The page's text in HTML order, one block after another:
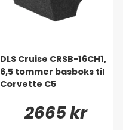
DLS Cruise CRSB-16CH1,
6,5 tommer basboks til
Corvette C5
2665 kr